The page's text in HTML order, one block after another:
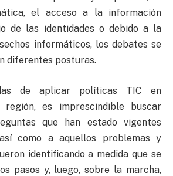
el acceso a la información
de las identidades o debido a la
informáticos, los debates se
diferentes posturas.
de aplicar políticas TIC en
es imprescindible buscar
que han estado vigentes
como a aquellos problemas y
identificando a medida que se
pasos y, luego, sobre la marcha,